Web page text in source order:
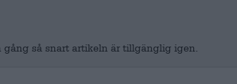
så snart artikeln är tillgänglig igen.